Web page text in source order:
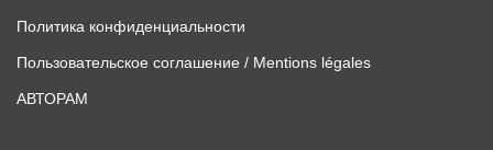
Политика конфиденциальности
Пользовательское соглашение / Mentions légales
АВТОРАМ